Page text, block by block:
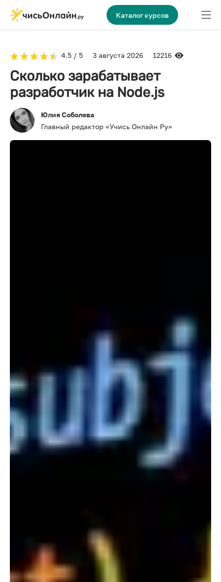
Каталог курсов
4.5 / 5 3 августа 2026 12216
Сколько зарабатывает
разработчик на Node.js
Юлия Соболева
Главный редактор «Учись Онлайн Ру»